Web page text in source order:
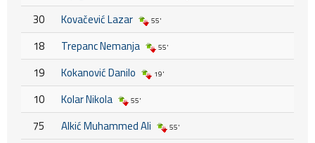
30 Kovačević Lazar 55'
18 Trepanc Nemanja 55'
19 Kokanović Danilo 19'
10 Kolar Nikola 55'
75 Alkić Muhammed Ali 55'